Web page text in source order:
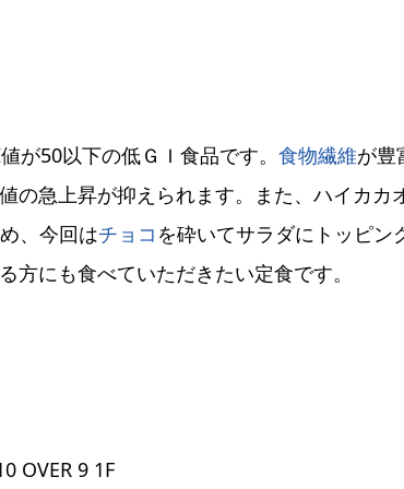
が50以下の低ＧＩ食品です。 食物繊維が豊
の急上昇が抑えられます。また、ハイカカ
、今回はチョコ を砕いてサラダにトッピン
にも食べていただきたい定食です。
OVER 9 1F